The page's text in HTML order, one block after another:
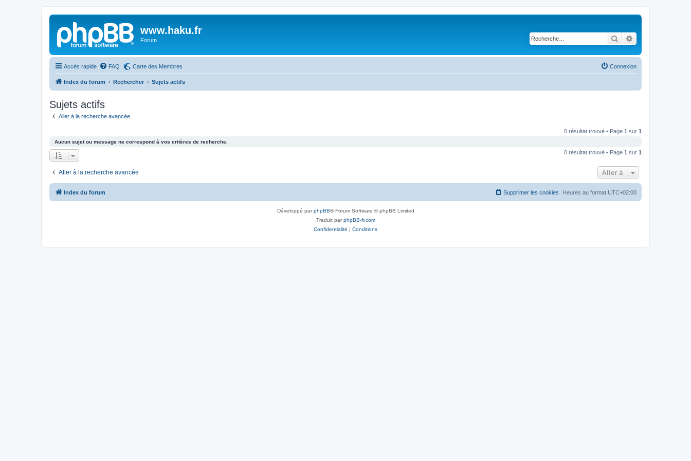
www.haku.fr
Forum Rechercher
Accès rapide FAQ Carte des Membres Connexion
Index du forum Rechercher Sujets actifs
Sujets actifs
Aller à la recherche avancée
0 résultat trouvé • Page 1 sur 1
Aucun sujet ou message ne correspond à vos critères de recherche.
0 résultat trouvé • Page 1 sur 1
Aller à la recherche avancée Aller à
Index du forum Heures au format UTC+02:00
Supprimer les cookies
Développé parphpBB® Forum Software © phpBB Limited
Traduit parphpBB-fr.com
Confidentialité | Conditions